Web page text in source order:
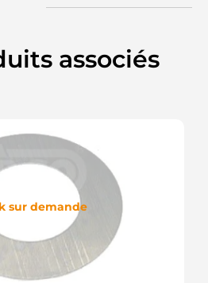
associés
sur demande